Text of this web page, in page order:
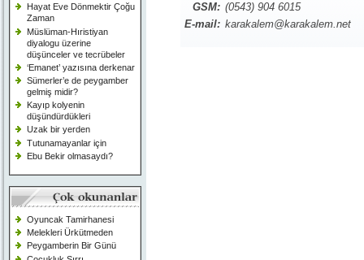
Hayat Eve Dönmektir Çoğu
Zaman
Müslüman-Hıristiyan
diyalogu üzerine
düşünceler ve tecrübeler
‘Emanet’ yazısına derkenar
Sümerler’e de peygamber
gelmiş midir?
Kayıp kolyenin
düşündürdükleri
Uzak bir yerden
Tutunamayanlar için
Ebu Bekir olmasaydı?
Oyuncak Tamirhanesi
Melekleri Ürkütmeden
Peygamberin Bir Günü
GSM: (0543) 904 6015
E-mail: karakalem@karakalem.net